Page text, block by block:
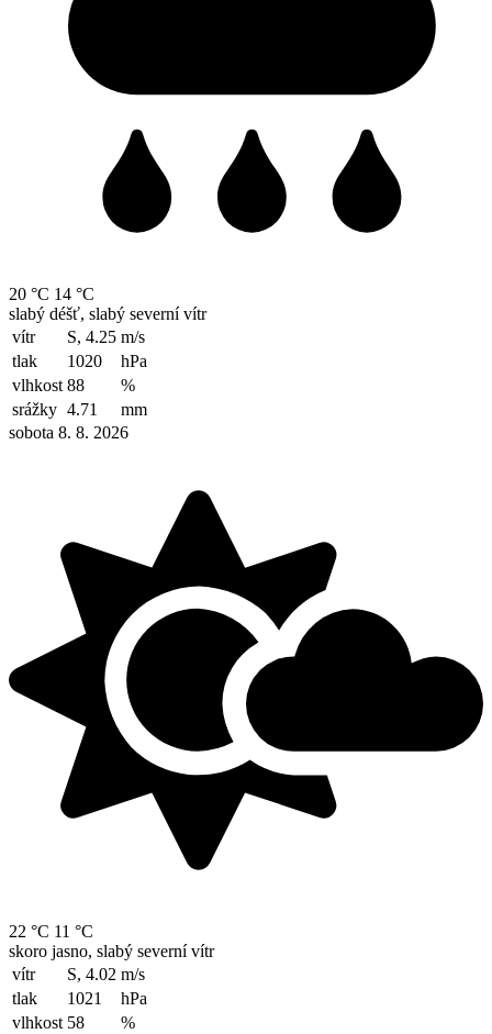
20 °C 14 °C
slabý déšť, slabý severní vítr
vítr
S, 4.25 m/s
tlak
1020
hPa
vlhkost 88
%
srážky 4.71
mm
sobota 8. 8. 2026
22 °C 11 °C
skoro jasno, slabý severní vítr
vítr
S, 4.02 m/s
tlak
1021
hPa
vlhkost 58
%